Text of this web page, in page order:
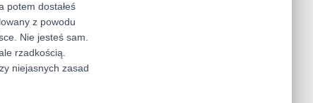
potem dostałeś
z powodu
Nie jesteś sam.
rzadkością.
niejasnych zasad